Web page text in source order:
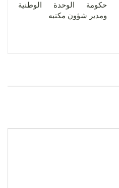
حكومة الوحدة الوطنية
ومدير شؤون مكتبه